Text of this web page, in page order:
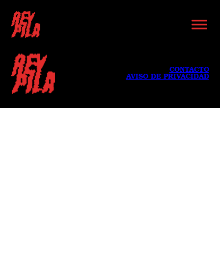
CONTACTO
AVISO DE PRIVACIDAD